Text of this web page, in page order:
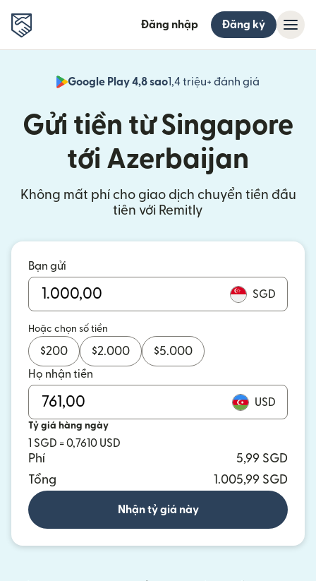
Đăng nhập Đăng ký
Google Play 4,8 sao1,4 triệu+ đánh giá
Gửi tiền từ Singapore
tới Azerbaijan
Không mất phí cho giao dịch chuyển tiền đầu
tiên với Remitly
Bạn gửi
SGD
Hoặc chọn số tiền
$200 $2.000 $5.000
Họ nhận tiền
USD
Tỷ giá hàng ngày
1 SGD = 0,7610 USD
Phí
5,99 SGD
Tổng
1.005,99 SGD
Nhận tỷ giá này